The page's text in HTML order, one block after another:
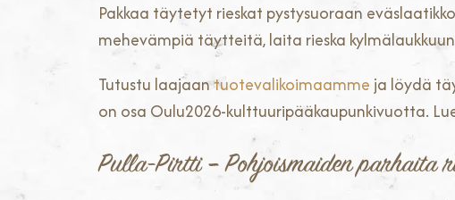
Pakkaa täytetyt rieskat pystysuoraan
mehevämpiä täytteitä, laita rieska
Tutustu laajaantuotevalikoimaamme ja löydä
on osa Oulu2026-kulttuuripääkaupunkivuotta.
Pulla-Pirtti – Pohjoismaiden parhaita